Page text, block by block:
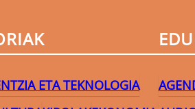
ETA TEKNOLOGIA